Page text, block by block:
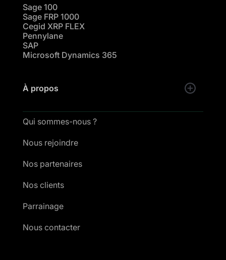
Sage 100
Sage FRP 1000
Cegid XRP FLEX
Pennylane
SAP
Microsoft Dynamics 365
À propos
Qui sommes-nous ?
Nous rejoindre
Nos partenaires
Nos clients
Parrainage
Nous contacter